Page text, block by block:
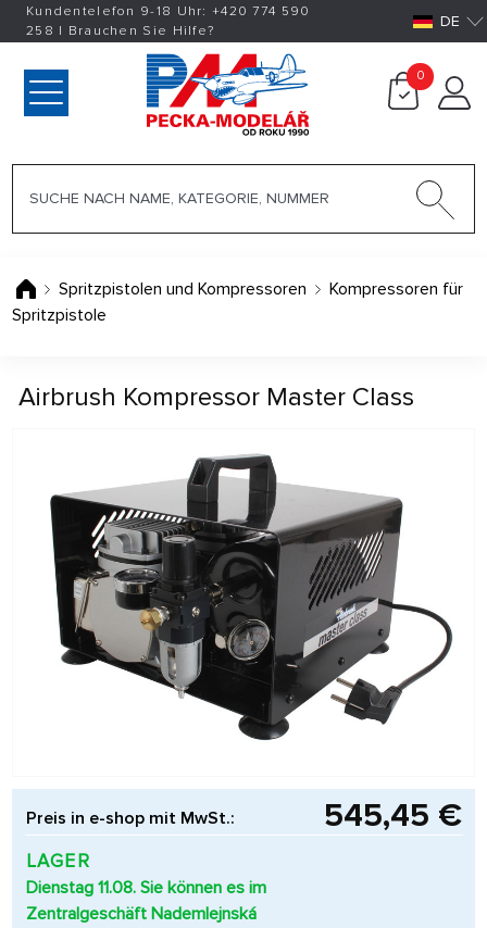
Kundentelefon 9-18 Uhr: +420774 590
258 | Brauchen Sie Hilfe? DE
0
Spritzpistolen und Kompressoren
Kompressoren für
Spritzpistole
Airbrush Kompressor Master Class
Preis in e-shop mit MwSt.: 545,45 €
LAGER
Dienstag 11.08. Sie können es im
Zentralgeschäft Nademlejnská